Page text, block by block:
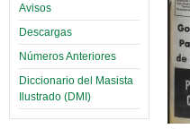
Avisos
Descargas
Números Anteriores
Diccionario del Masista
Ilustrado (DMI)